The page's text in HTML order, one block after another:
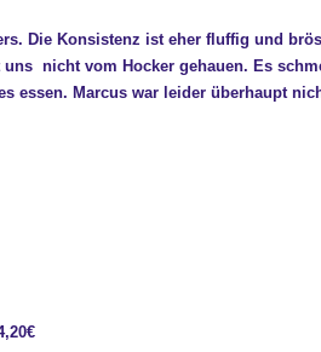
Die Konsistenz ist eher fluffig und
uns nicht vom Hocker gehauen. Es
essen. Marcus war leider überhaupt